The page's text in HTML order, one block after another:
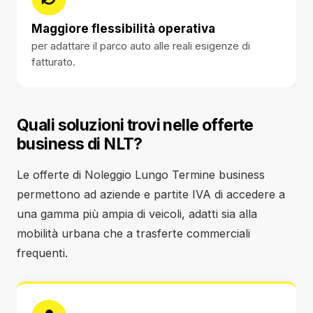
Maggiore flessibilità operativa
per adattare il parco auto alle reali esigenze di
fatturato.
Quali soluzioni trovi nelle offerte
business di NLT?
Le offerte di Noleggio Lungo Termine business
permettono ad aziende e partite IVA di accedere a
una gamma più ampia di veicoli, adatti sia alla
mobilità urbana che a trasferte commerciali
frequenti.